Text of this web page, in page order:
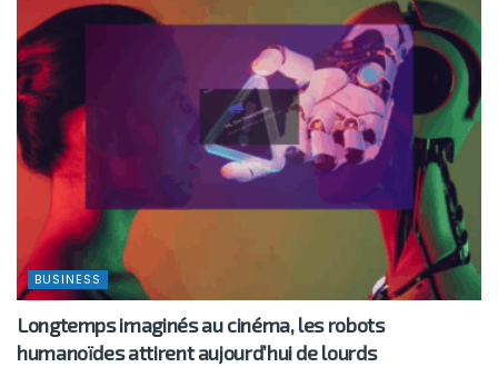
BUSINESS
Longtemps imaginés au cinéma, les robots
humanoïdes attirent aujourd’hui de lourds